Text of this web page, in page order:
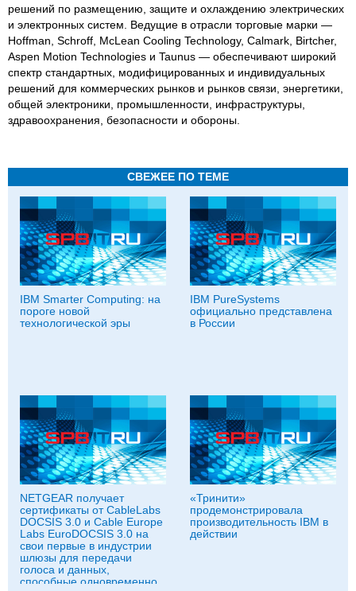
решений по размещению, защите и охлаждению электрических
и электронных систем. Ведущие в отрасли торговые марки —
Hoffman, Schroff, McLean Cooling Technology, Calmark, Birtcher,
Aspen Motion Technologies и Taunus — обеспечивают широкий
спектр стандартных, модифицированных и индивидуальных
решений для коммерческих рынков и рынков связи, энергетики,
общей электроники, промышленности, инфраструктуры,
здравоохранения, безопасности и обороны.
СВЕЖЕЕ ПО ТЕМЕ
IBM Smarter Computing: на
пороге новой
технологической эры
IBM PureSystems
официально представлена
в России
NETGEAR получает
сертификаты от CableLabs
DOCSIS 3.0 и Cable Europe
Labs EuroDOCSIS 3.0 на
свои первые в индустрии
шлюзы для передачи
голоса и данных,
способные одновременно
«Тринити»
продемонстрировала
производительность IBM в
действии